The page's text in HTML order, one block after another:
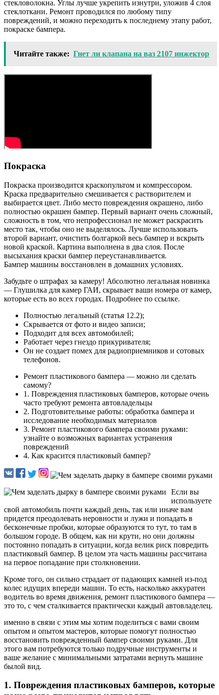
стекловолокна. Углы лучше укрепить изнутри, уложив 4 слоя
стеклоткани. Ремонт проводился по любому типу
повреждений, и можно переходить к последнему этапу работ,
покраске бампера.
Читайте также: Гнет ли клапана на ваз 2107 инжектор
Покраска
Покраска производится краскопультом и компрессором.
Краска предварительно смешивается с растворителем и
выбирается цвет. Либо место повреждения окрашено, либо
полностью окрашен бампер. Первый вариант очень сложный,
сложность в том, что непрофессионал не может раскрасить
место так, чтобы оно не выделялось. Лучше использовать
второй вариант, очистить болгаркой весь бампер и вскрыть
новой краской. Картина выполнена в два слоя. После
высыхания краски бампер переустанавливается.
Бампер машины восстановлен в домашних условиях.
Забудьте о штрафах за камеру! Абсолютно легальная новинка
— Глушилка для камер ГАИ, скрывает ваши номера от камер,
которые есть во всех городах. Подробнее по ссылке.
Полностью легальный (статья 12.2);
Скрывается от фото и видео записи;
Подходит для всех автомобилей;
Работает через гнездо прикуривателя;
Он не создает помех для радиоприемников и сотовых
телефонов.
Ремонт пластикового бампера — можно ли сделать
самому?
1. Повреждения пластиковых бамперов, которые очень
часто требуют ремонта автовладельцы
2. Подготовительные работы: обработка бампера и
исследование необходимых материалов
3. Ремонт пластикового бампера своими руками:
узнайте о возможных вариантах устранения
повреждений
4. Как красится пластиковый бампер?
Если вы
используете
свой автомобиль почти каждый день, так или иначе вам
придется преодолевать неровности и лужи и попадать в
бесконечные пробки, которые образуются то тут, то там в
большом городе. В общем, как ни крути, но они должны
постоянно попадать в ситуации, когда велик риск повредить
пластиковый бампер. В целом эта часть машины рассчитана
на первое попадание при столкновении.
Кроме того, он сильно страдает от падающих камней из-под
колес идущих впереди машин. То есть, насколько аккуратен
водитель во время движения, ремонт пластикового бампера —
это то, с чем сталкивается практически каждый автовладелец.
именно в связи с этим мы хотим поделиться с вами своим
опытом и опытом мастеров, которые помогут полностью
восстановить поврежденный бампер своими руками. Для
этого вам потребуются только подручные инструменты и
ваше желание с минимальными затратами вернуть машине
былой вид.
1. Повреждения пластиковых бамперов, которые